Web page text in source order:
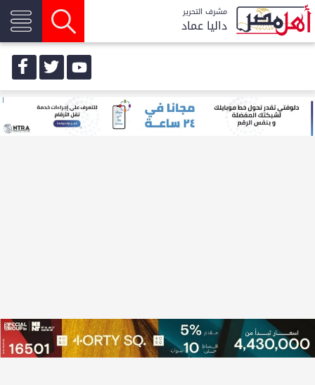
مشرف التحرير
داليا عماد